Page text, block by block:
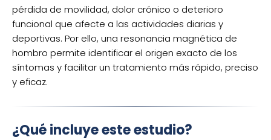
pérdida de movilidad, dolor crónico o deterioro
funcional que afecte a las actividades diarias y
deportivas. Por ello, una resonancia magnética de
hombro permite identificar el origen exacto de los
síntomas y facilitar un tratamiento más rápido, preciso
y eficaz.
¿Qué incluye este estudio?